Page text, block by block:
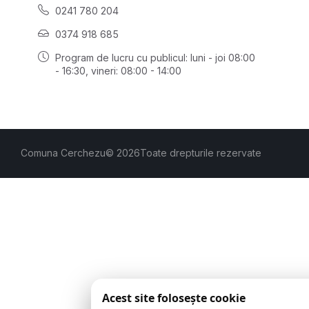
0241 780 204
0374 918 685
Program de lucru cu publicul: luni - joi 08:00
- 16:30 , vineri: 08:00 - 14:00
Comuna Cerchezu© 2026Toate drepturile rezervate
Acest site folosește cookie